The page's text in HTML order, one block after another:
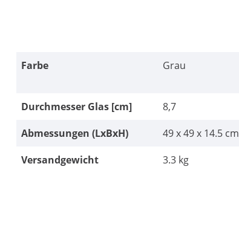
Farbe Grau
Durchmesser Glas [cm] 8,7
Abmessungen (LxBxH) 49 x 49 x 14.5 cm
Versandgewicht 3.3 kg